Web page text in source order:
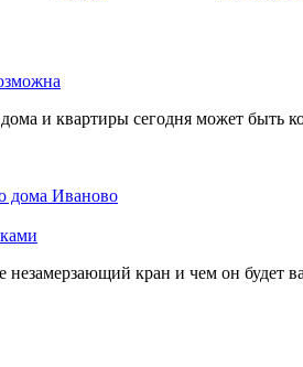
и квартиры сегодня может быть
незамерзающий кран и чем он будет